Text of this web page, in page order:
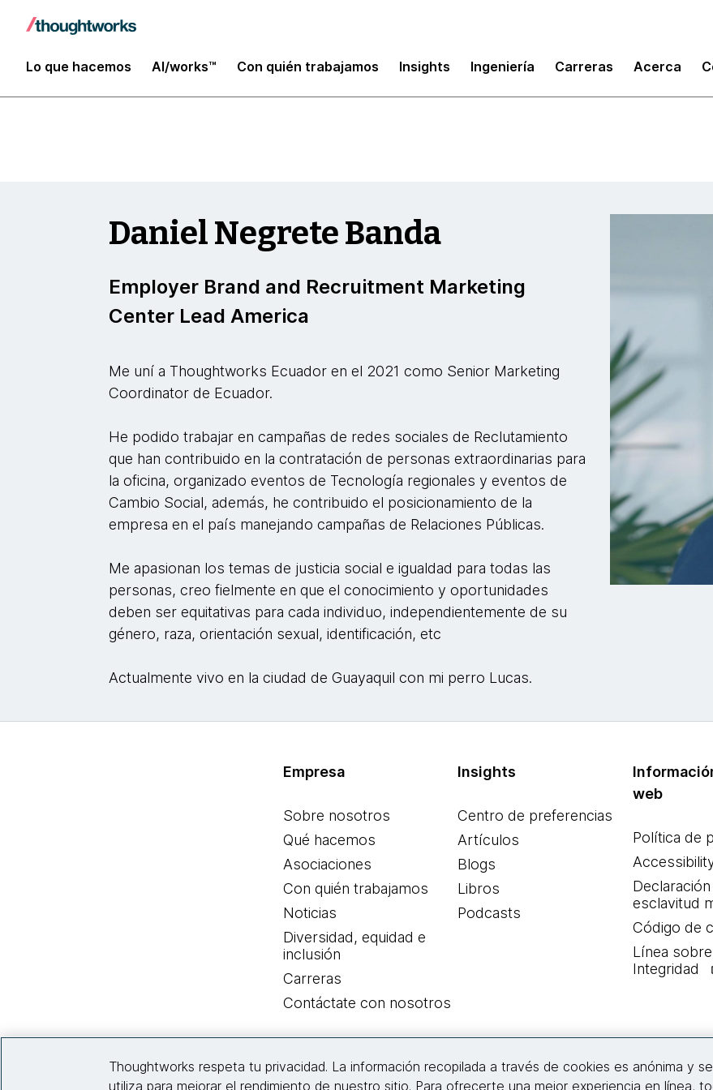
Lo que hacemos AI/works™ Con quién trabajamos Insights Ingeniería Carreras Acerca
Insights
Daniel Negrete Banda
Employer Brand and Recruitment Marketing
Center Lead America
Me uní a Thoughtworks Ecuador en el 2021 como Senior Marketing
Coordinator de Ecuador.
He podido trabajar en campañas de redes sociales de Reclutamiento
que han contribuido en la contratación de personas extraordinarias para
la oficina, organizado eventos de Tecnología regionales y eventos de
Cambio Social, además, he contribuido el posicionamiento de la
empresa en el país manejando campañas de Relaciones Públicas.
Me apasionan los temas de justicia social e igualdad para todas las
personas, creo fielmente en que el conocimiento y oportunidades
deben ser equitativas para cada individuo, independientemente de su
género, raza, orientación sexual, identificación, etc
Actualmente vivo en la ciudad de Guayaquil con mi perro Lucas.
Empresa
Sobre nosotros
Qué hacemos
Asociaciones
Con quién trabajamos
Noticias
Diversidad, equidad e
inclusión
Carreras
Contáctate con nosotros
Insights
Centro de preferencias
Artículos
Blogs
Libros
Podcasts
web
Política de
esclavitud
Código de
Línea
Integridad
Thoughtworks respeta tu privacidad. La información recopilada a través de cookies es anónima y se
utiliza para mejorar el rendimiento de nuestro sitio. Para ofrecerte una mejor experiencia en línea,